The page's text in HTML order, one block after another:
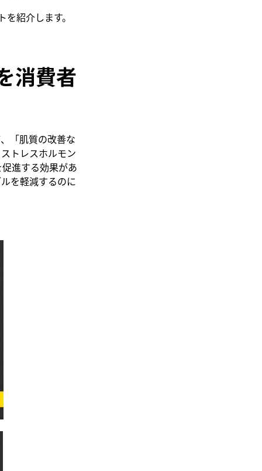
紹介します。
消費者
「肌質の改善な
トレスホルモン
進する効果があ
を軽減するのに